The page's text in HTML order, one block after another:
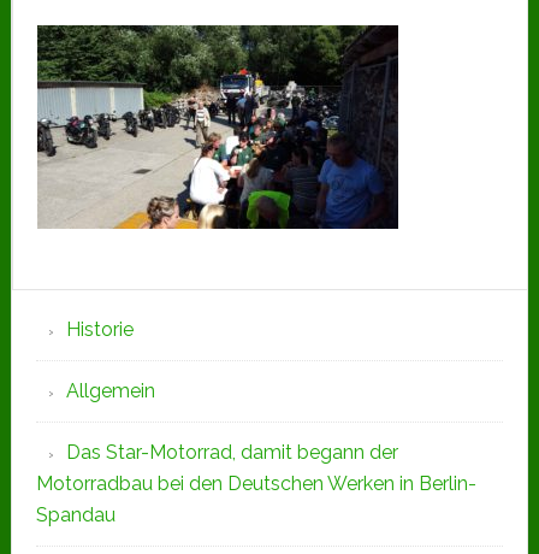
Seitenspalte
Historie
Allgemein
Das Star-Motorrad, damit begann der
Motorradbau bei den Deutschen Werken in Berlin-
Spandau